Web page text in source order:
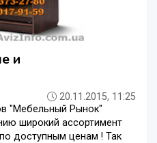
и
20.11.2015, 11:25
"Мебельный Рынок"
широкий ассортимент
доступным ценам ! Так